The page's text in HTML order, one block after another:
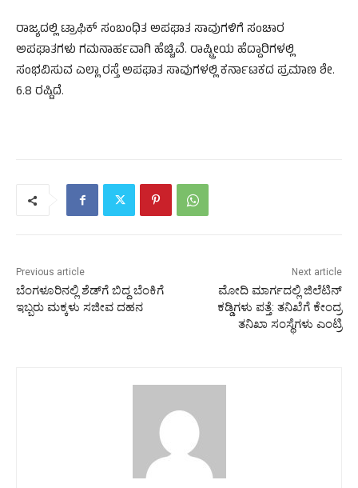
ರಾಜ್ಯದಲ್ಲಿ ಟ್ರಾಫಿಕ್​ ಸಂಬಂಧಿತ ಅಪಘಾತ ಸಾವುಗಳಿಗೆ ಸಂಚಾರ
ಅಪಘಾತಗಳು ಗಮನಾರ್ಹವಾಗಿ ಹೆಚ್ಚಿವೆ. ರಾಷ್ಟ್ರೀಯ ಹೆದ್ದಾರಿಗಳಲ್ಲಿ
ಸಂಭವಿಸುವ ಎಲ್ಲಾ ರಸ್ತೆ ಅಪಘಾತ ಸಾವುಗಳಲ್ಲಿ ಕರ್ನಾಟಕದ ಪ್ರಮಾಣ ಶೇ.
6.8 ರಷ್ಟಿದೆ.
Previous article
ಬೆಂಗಳೂರಿನಲ್ಲಿ ಶೆಡ್‌ಗೆ ಬಿದ್ದ ಬೆಂಕಿಗೆ
ಇಬ್ಬರು ಮಕ್ಕಳು ಸಜೀವ ದಹನ
Next article
ಮೋದಿ ಮಾರ್ಗದಲ್ಲಿ ಜಿಲೆಟಿನ್
ಕಡ್ಡಿಗಳು ಪತ್ತೆ: ತನಿಖೆಗೆ ಕೇಂದ್ರ
ತನಿಖಾ ಸಂಸ್ಥೆಗಳು ಎಂಟ್ರಿ